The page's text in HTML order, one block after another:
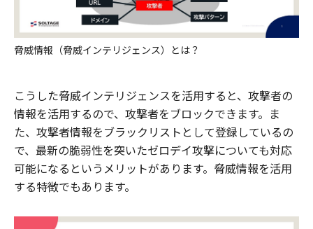
脅威情報（脅威インテリジェンス）とは？
こうした脅威インテリジェンスを活用すると、攻撃者の
情報を活用するので、攻撃者をブロックできます。ま
た、攻撃者情報をブラックリストとして登録しているの
で、最新の脆弱性を突いたゼロデイ攻撃についても対応
可能になるというメリットがあります。脅威情報を活用
する特徴でもあります。